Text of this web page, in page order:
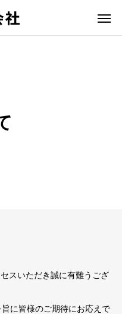
スいただき誠に有難うござ
に皆様のご期待にお応えで